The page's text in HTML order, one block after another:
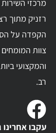
רזניק מתוך
הקפדה על
צוות
והמקצועי
רב.
עקבו אחרינו